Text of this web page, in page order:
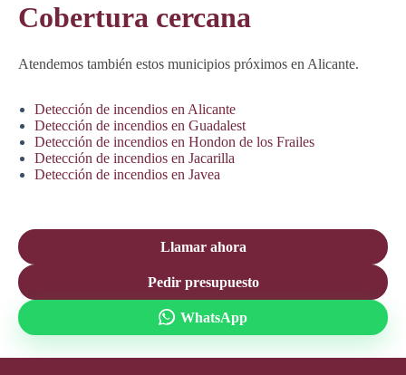
Cobertura cercana
Atendemos también estos municipios próximos en Alicante.
Detección de incendios en Alicante
Detección de incendios en Guadalest
Detección de incendios en Hondon de los Frailes
Detección de incendios en Jacarilla
Detección de incendios en Javea
Llamar ahora
Pedir presupuesto
WhatsApp